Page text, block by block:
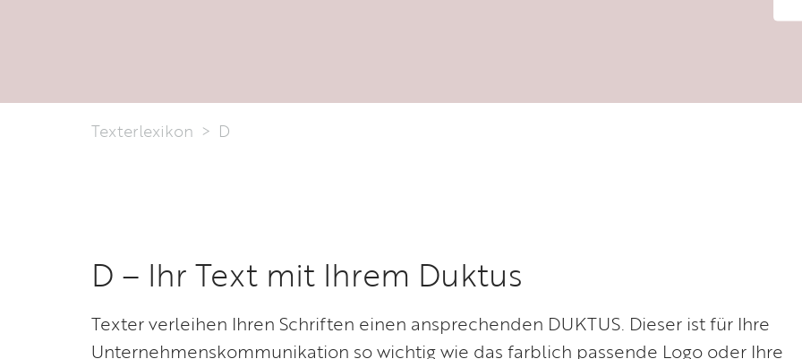
Texterlexikon D
D – Ihr Text mit Ihrem Duktus
Texter verleihen Ihren Schriften einen ansprechenden DUKTUS. Dieser ist für Ihre
Unternehmenskommunikation so wichtig wie das farblich passende Logo oder Ihre